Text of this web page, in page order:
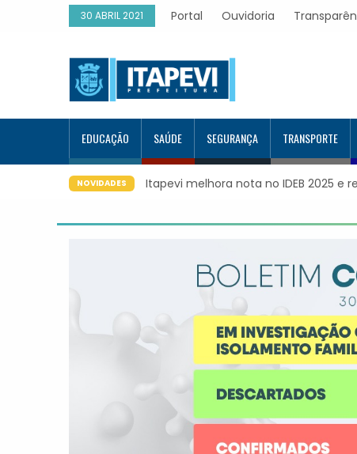
30 ABRIL 2021 Portal Ouvidoria
EDUCAÇÃO SAÚDE SEGURANÇA TRANSPORTE
NOVIDADES Itapevi melhora nota no IDEB 2025 e